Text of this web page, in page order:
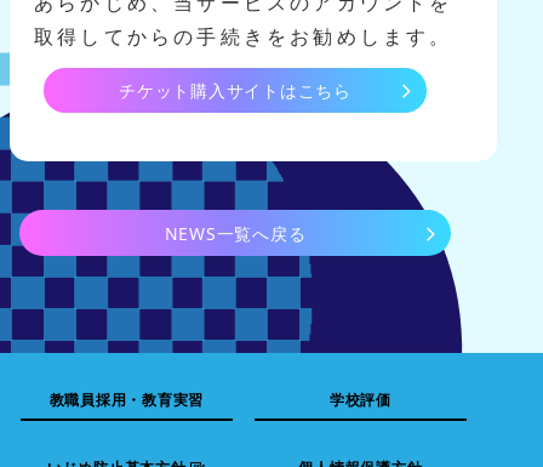
取得してからの手続きをお勧めします。
チケット購入サイトはこちら
NEWS一覧へ戻る
教職員採用・教育実習 学校評価